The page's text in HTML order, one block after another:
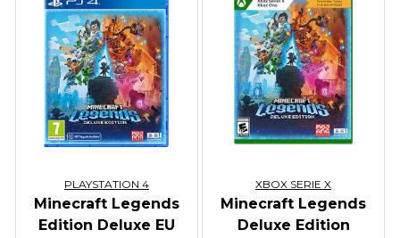
PLAYSTATION 4
Minecraft Legends
Edition Deluxe EU
XBOX SERIE X
Minecraft Legends
Deluxe Edition